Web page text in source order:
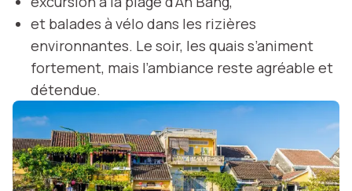
et balades à vélo dans les rizières
environnantes. Le soir, les quais s’animent
fortement, mais l’ambiance reste agréable et
détendue.